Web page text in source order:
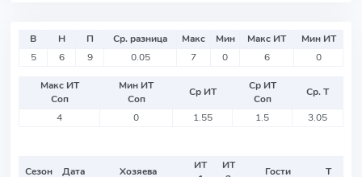
В Н П Ср. разница Макс Мин Макс ИТ
Мин ИТ
5
6 9 0.05 7 0 6 0
Макс ИТ
Соп
Мин ИТ
Соп
Ср ИТ
Ср ИТ
Соп
Ср. Т
4
0 1.55 1.5 3.05
Сезон Дата Хозяева
ИТ
ИТ
Гости Т